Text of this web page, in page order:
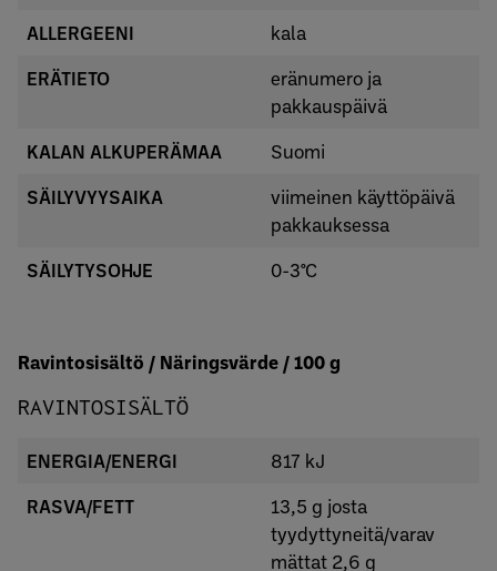
ALLERGEENI kala
ERÄTIETO
eränumero ja
pakkauspäivä
KALAN ALKUPERÄMAA Suomi
SÄILYVYYSAIKA
viimeinen käyttöpäivä
pakkauksessa
SÄILYTYSOHJE 0-3°C
Ravintosisältö / Näringsvärde / 100 g
RAVINTOSISÄLTÖ
ENERGIA/ENERGI 817 kJ
RASVA/FETT
13,5 g josta
tyydyttyneitä/varav
mättat 2,6 g